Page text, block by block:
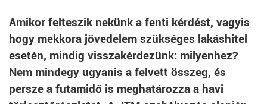
Amikor felteszik nekünk a fenti kérdést, vagyis
hogy mekkora jövedelem szükséges lakáshitel
esetén, mindig visszakérdezünk: milyenhez?
Nem mindegy ugyanis a felvett összeg, és
persze a futamidő is meghatározza a havi